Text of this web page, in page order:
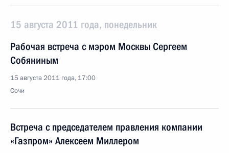
15 августа 2011 года, понедельник
Рабочая встреча с мэром Москвы Сергеем
Собяниным
15 августа 2011 года, 17:00
Сочи
Встреча с председателем правления компании
«Газпром» Алексеем Миллером